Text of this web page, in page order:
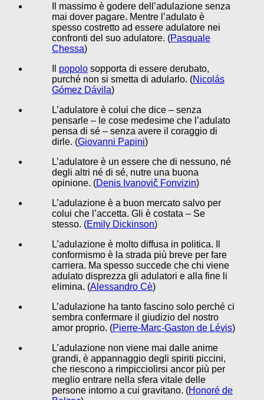
Il massimo è godere dell’adulazione senza
mai dover pagare. Mentre l’adulato è
spesso costretto ad essere adulatore nei
confronti del suo adulatore. (Pasquale
Chessa)
popolo sopporta di essere derubato,
purché non si smetta di adularlo. (Nicolás
Gómez Dávila)
L’adulatore è colui che dice – senza
pensarle – le cose medesime che l’adulato
pensa di sé – senza avere il coraggio di
dirle. (Giovanni Papini)
L’adulatore è un essere che di nessuno, né
degli altri né di sé, nutre una buona
opinione. (Denis Ivanovič Fonvizin)
L’adulazione è a buon mercato salvo per
colui che l’accetta. Gli è costata – Se
stesso. (Emily Dickinson)
L’adulazione è molto diffusa in politica. Il
conformismo è la strada più breve per fare
carriera. Ma spesso succede che chi viene
adulato disprezza gli adulatori e alla fine li
elimina. (Alessandro Cè)
L’adulazione ha tanto fascino solo perché ci
sembra confermare il giudizio del nostro
amor proprio. (Pierre-Marc-Gaston de Lévis)
L’adulazione non viene mai dalle anime
grandi, è appannaggio degli spiriti piccini,
che riescono a rimpicciolirsi ancor più per
meglio entrare nella sfera vitale delle
persone intorno a cui gravitano. (Honoré de